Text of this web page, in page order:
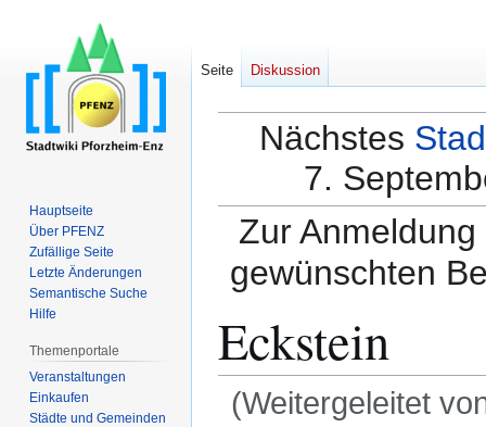
Nächstes
7.
Zur
gewünschten
Eckstein
(Weitergeleitet
Seite Diskussion
Hauptseite
Über PFENZ
Zufällige Seite
Letzte Änderungen
Semantische Suche
Hilfe
Themenportale
Veranstaltungen
Einkaufen
Städte und Gemeinden